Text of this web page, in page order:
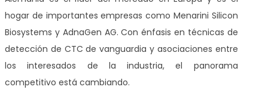
hogar de importantes empresas como Menarini Silicon
Biosystems y AdnaGen AG. Con énfasis en técnicas de
detección de CTC de vanguardia y asociaciones entre
los interesados de la industria, el panorama
competitivo está cambiando.